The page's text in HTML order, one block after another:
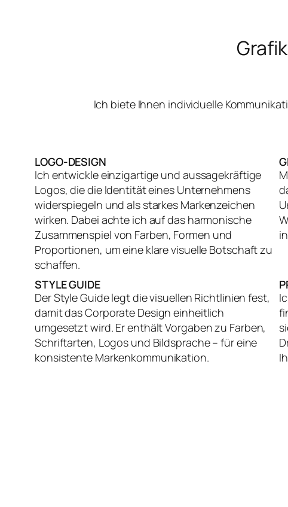
Ich biete Ihnen individuelle
LOGO-DESIGN
Ich entwickle einzigartige und aussagekräftige
Logos, die die Identität eines Unternehmens
widerspiegeln und als starkes Markenzeichen
wirken. Dabei achte ich auf das harmonische
Zusammenspiel von Farben, Formen und
Proportionen, um eine klare visuelle Botschaft zu
schaffen.
STYLE GUIDE
Der Style Guide legt die visuellen Richtlinien fest,
damit das Corporate Design einheitlich
umgesetzt wird. Er enthält Vorgaben zu Farben,
Schriftarten, Logos und Bildsprache – für eine
konsistente Markenkommunikation.